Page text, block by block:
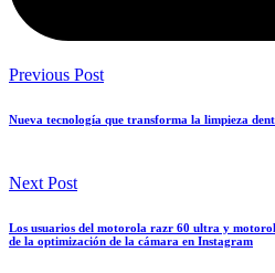
Previous Post
Nueva tecnología que transforma la limpieza
Next Post
Los usuarios del motorola razr 60 ultra y
de la optimización de la cámara en Instagram